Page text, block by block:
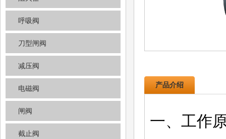
呼吸阀
刀型闸阀
减压阀
电磁阀
闸阀
截止阀
产品介绍
一、工作